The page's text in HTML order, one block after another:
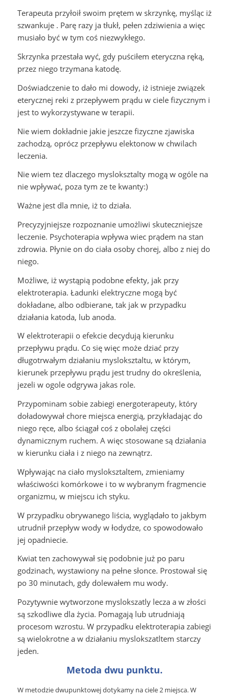
Terapeuta przyłoił swoim prętem w skrzynkę, myśląc iż
szwankuje . Parę razy ja tłukł, pełen zdziwienia a więc
musiało być w tym coś niezwykłego.
Skrzynka przestała wyć, gdy puściłem eteryczna ręką,
przez niego trzymana katodę.
Doświadczenie to dało mi dowody, iż istnieje związek
eterycznej reki z przepływem prądu w ciele fizycznym i
jest to wykorzystywane w terapii.
Nie wiem dokładnie jakie jeszcze fizyczne zjawiska
zachodzą, oprócz przepływu elektonow w chwilach
leczenia.
Nie wiem tez dlaczego mysloksztalty mogą w ogóle na
nie wpływać, poza tym ze te kwanty:)
Ważne jest dla mnie, iż to działa.
Precyzyjniejsze rozpoznanie umożliwi skuteczniejsze
leczenie. Psychoterapia wpływa wiec prądem na stan
zdrowia. Płynie on do ciała osoby chorej, albo z niej do
niego.
Możliwe, iż wystąpią podobne efekty, jak przy
elektroterapia. Ładunki elektryczne mogą być
dokładane, albo odbierane, tak jak w przypadku
działania katoda, lub anoda.
W elektroterapii o efekcie decydują kierunku
przepływu prądu. Co się więc może dziać przy
długotrwałym działaniu mysloksztaltu, w którym,
kierunek przepływu prądu jest trudny do określenia,
jezeli w ogole odgrywa jakas role.
Przypominam sobie zabiegi energoterapeuty, który
doładowywał chore miejsca energią, przykładając do
niego ręce, albo ściągał coś z obolałej części
dynamicznym ruchem. A więc stosowane są działania
w kierunku ciała i z niego na zewnątrz.
Wpływając na ciało mysloksztaltem, zmieniamy
właściwości komórkowe i to w wybranym fragmencie
organizmu, w miejscu ich styku.
W przypadku obrywanego liścia, wyglądało to jakbym
utrudnił przepływ wody w łodydze, co spowodowało
jej opadniecie.
Kwiat ten zachowywał się podobnie już po paru
godzinach, wystawiony na pełne słonce. Prostował się
po 30 minutach, gdy dolewałem mu wody.
Pozytywnie wytworzone myslokszatly lecza a w złości
są szkodliwe dla życia. Pomagają lub utrudniają
procesom wzrostu. W przypadku elektroterapia zabiegi
są wielokrotne a w działaniu myslokszatltem starczy
jeden.
Metoda dwu punktu.
W metodzie dwupunktowej dotykamy na ciele 2 miejsca. W